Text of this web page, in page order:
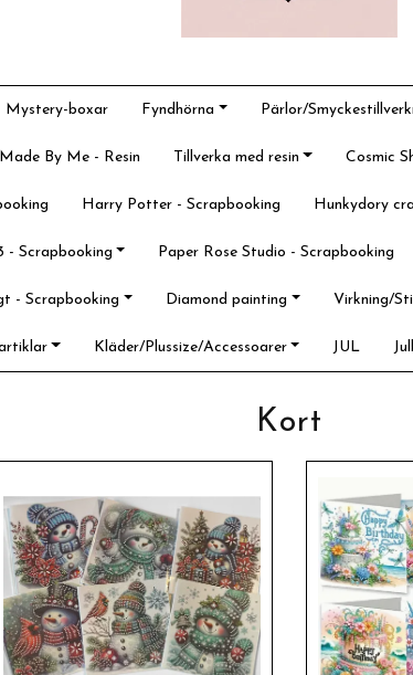
Mystery-boxar Fyndhörna Pärlor/
By Me - Resin Tillverka med resin Cosmic
Harry Potter - Scrapbooking Hunkydory
- Scrapbooking Paper Rose Studio - Scrapbooking
- Scrapbooking Diamond painting Virkning/
Kläder/Plussize/Accessoarer JUL
Kort